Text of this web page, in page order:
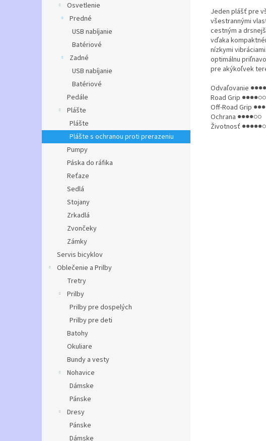
Osvetlenie
Predné
USB nabíjanie
Batériové
Zadné
USB nabíjanie
Batériové
Pedále
Plášte
Plášte
Plášte s ochranou proti prerazeniu
Pumpy
Páska do ráfika
Reťaze
Sedlá
Stojany
Zrkadlá
Zvončeky
Zámky
Servis bicyklov
Oblečenie a Prilby
Tretry
Prilby
Prilby pre dospelých
Prilby pre deti
Batohy
Okuliare
Bundy a vesty
Nohavice
Dámske
Pánske
Dresy
Pánske
Dámske
Jeden plášť pre
všestrannými
cestným a
vďaka
nízkymi
optimálnu
pre akýkoľvek
Odvaľovanie
Road Grip ●●●●○○
Off-Road Grip
Ochrana ●●●●○○
Životnosť ●●●●●○